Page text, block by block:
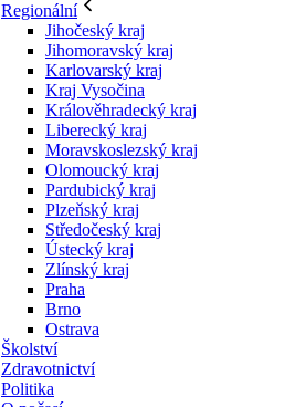
Regionální
Jihočeský kraj
Jihomoravský kraj
Karlovarský kraj
Kraj Vysočina
Králověhradecký kraj
Liberecký kraj
Moravskoslezský kraj
Olomoucký kraj
Pardubický kraj
Plzeňský kraj
Středočeský kraj
Ústecký kraj
Zlínský kraj
Praha
Brno
Ostrava
Školství
Zdravotnictví
Politika